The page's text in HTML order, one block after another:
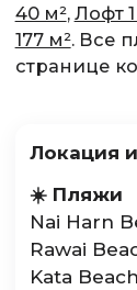
40 м², Лофт
177 м². Все
странице
Локация
☀️ Пляжи
Nai Harn
Rawai
Kata